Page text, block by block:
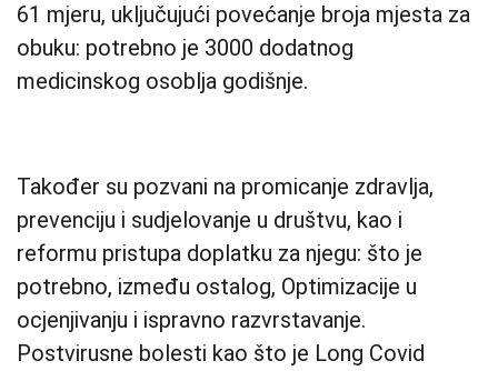
61 mjeru, uključujući povećanje broja mjesta za
obuku: potrebno je 3000 dodatnog
medicinskog osoblja godišnje.
Također su pozvani na promicanje zdravlja,
prevenciju i sudjelovanje u društvu, kao i
reformu pristupa doplatku za njegu: što je
potrebno, između ostalog, Optimizacije u
ocjenjivanju i ispravno razvrstavanje.
Postvirusne bolesti kao što je Long Covid